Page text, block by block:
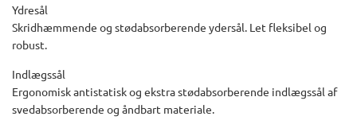
Ydresål
Skridhæmmende og stødabsorberende ydersål. Let fleksibel og
robust.
Indlægssål
Ergonomisk antistatisk og ekstra stødabsorberende indlægssål af
svedabsorberende og åndbart materiale.